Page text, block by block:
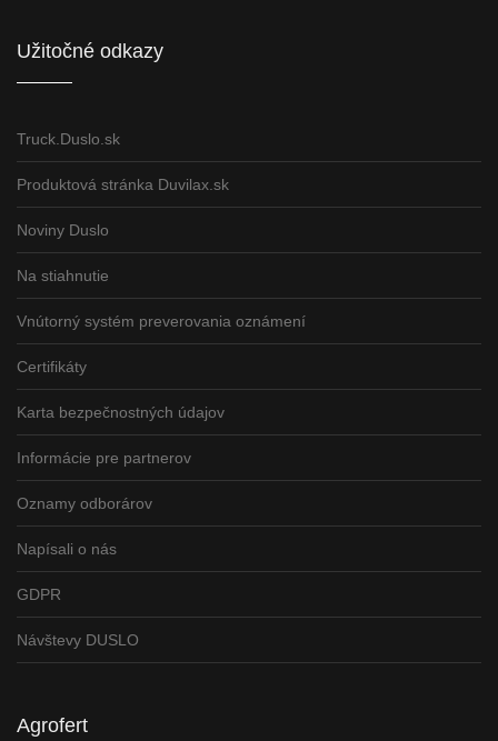
Užitočné odkazy
Truck.Duslo.sk
Produktová stránka Duvilax.sk
Noviny Duslo
Na stiahnutie
Vnútorný systém preverovania oznámení
Certifikáty
Karta bezpečnostných údajov
Informácie pre partnerov
Oznamy odborárov
Napísali o nás
GDPR
Návštevy DUSLO
Agrofert